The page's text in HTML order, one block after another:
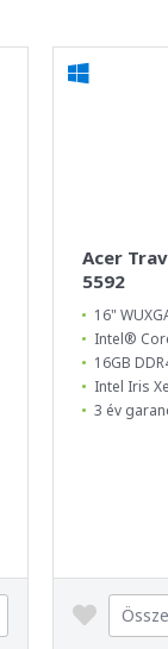
Acer
5592
16"
Intel®
16GB
Intel Iris
3 év